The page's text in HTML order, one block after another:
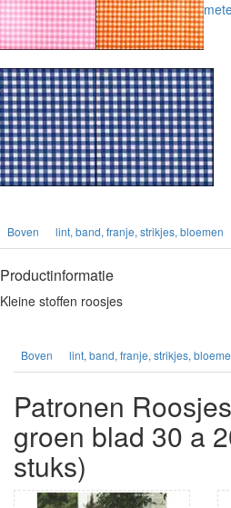
Boven lint, band, franje, strikjes, bloemen
Productinformatie
Kleine stoffen roosjes
Boven lint, band, franje, strikjes,
Patronen
groen blad 30 a
stuks)